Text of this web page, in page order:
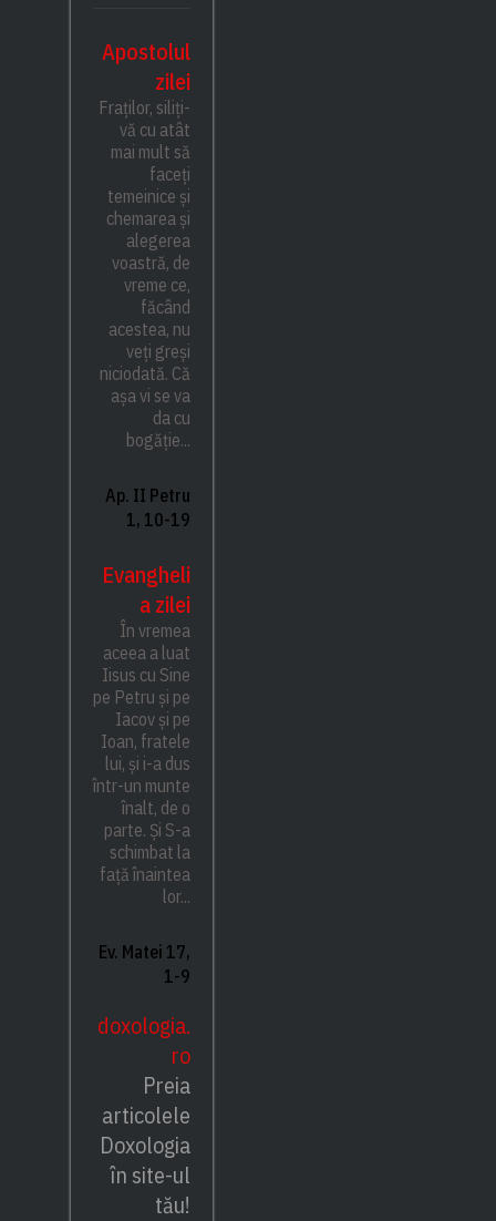
Apostolul
zilei
Fraților, siliți-
vă cu atât
mai mult să
faceți
temeinice și
chemarea și
alegerea
voastră, de
vreme ce,
făcând
acestea, nu
veți greși
niciodată. Că
așa vi se va
da cu
bogăție...
Ap. II Petru
1, 10-19
Evangheli
a zilei
În vremea
aceea a luat
Iisus cu Sine
pe Petru și pe
Iacov și pe
Ioan, fratele
lui, și i-a dus
într-un munte
înalt, de o
parte. Și S-a
schimbat la
față înaintea
lor...
Ev. Matei 17,
1-9
doxologia.
ro
Preia
articolele
Doxologia
în site-ul
tău!